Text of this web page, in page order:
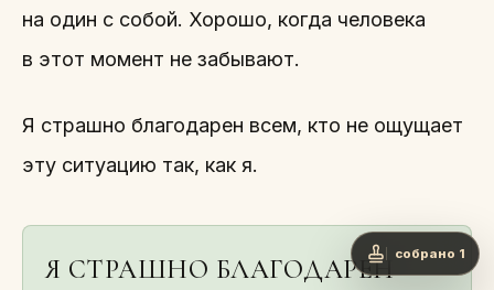
на один с собой. Хорошо, когда человека
в этот момент не забывают.
Я страшно благодарен всем, кто не ощущает
эту ситуацию так, как я.
Я СТРАШНО БЛАГОДАРЕНсобрано 1